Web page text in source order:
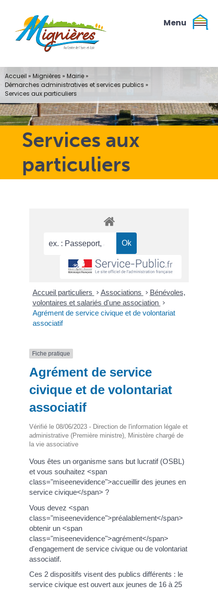
contenu
Services aux
particuliers
Accueil » Mignières » Mairie»
Démarches administratives et services publics »
Services aux particuliers
Accueil particuliers > Associations > Bénévoles,
volontaires et salariés d'une association >
Agrément de service civique et de volontariat
associatif
Fiche pratique
Agrément de service
civique et de volontariat
associatif
Vérifié le 08/06/2023 - Direction de l'information légale et
administrative (Première ministre), Ministère chargé de
la vie associative
Vous êtes un organisme sans but lucratif (OSBL)
et vous souhaitez <span
class="miseenevidence">accueillir des jeunes en
service civique</span> ?
Vous devez <span
class="miseenevidence">préalablement</span>
obtenir un <span
class="miseenevidence">agrément</span>
d'engagement de service civique ou de volontariat
associatif.
Ces 2 dispositifs visent des publics différents : le
service civique est ouvert aux jeunes de 16 à 25